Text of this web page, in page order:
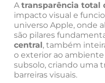
Atransparência total
impacto visual e
universo Apple, onde
são pilares
central , também
o exterior ao
subsolo, criando uma
barreiras visuais.